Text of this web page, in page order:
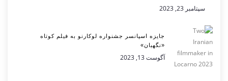
سپتامبر 23, 2023
جایزه اسپانسر جشنواره لوکارنو به فیلم کوتاه
«نگهبان»
آگوست 13, 2023